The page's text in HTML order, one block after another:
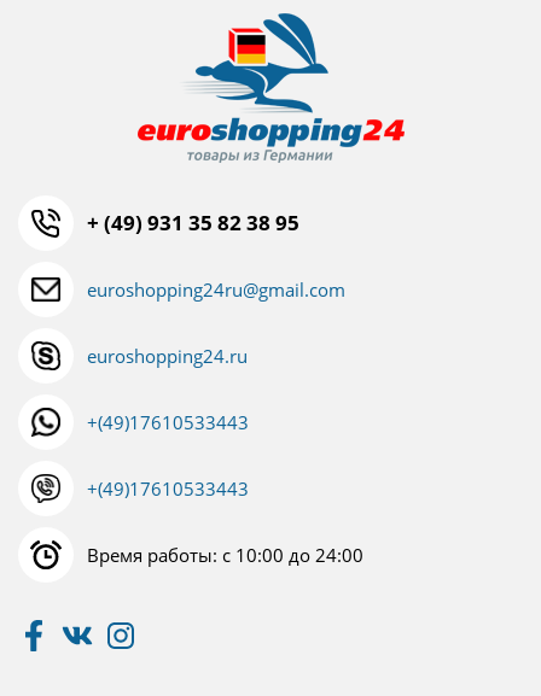
+ (49) 931 35 82 38 95
euroshopping24ru@gmail.com
euroshopping24.ru
+(49)17610533443
+(49)17610533443
Время работы: с 10:00 до 24:00